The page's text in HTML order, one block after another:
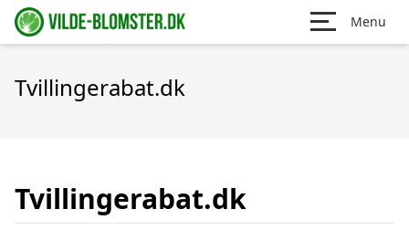
Menu
Tvillingerabat.dk
Tvillingerabat.dk